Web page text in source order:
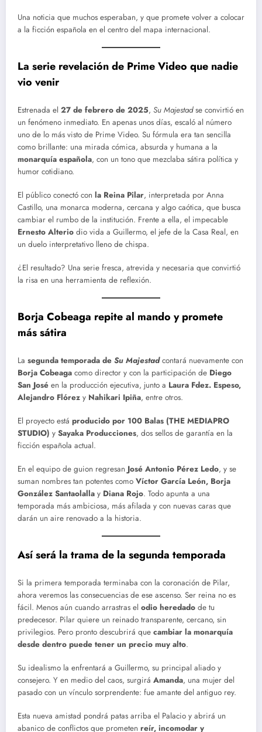
Una noticia que muchos esperaban, y que promete volver a colocar
a la ficción española en el centro del mapa internacional.
La serie revelación de Prime Video que nadie
vio venir
Estrenada el 27 de febrero de 2025, Su Majestadse convirtió en
un fenómeno inmediato. En apenas unos días, escaló al número
uno de lo más visto de Prime Video. Su fórmula era tan sencilla
como brillante: una mirada cómica, absurda y humana a la
monarquía española, con un tono que mezclaba sátira política y
humor cotidiano.
El público conectó con la Reina Pilar, interpretada por Anna
Castillo, una monarca moderna, cercana y algo caótica, que busca
cambiar el rumbo de la institución. Frente a ella, el impecable
Ernesto Alterio dio vida a Guillermo, el jefe de la Casa Real, en
un duelo interpretativo lleno de chispa.
¿El resultado? Una serie fresca, atrevida y necesaria que convirtió
la risa en una herramienta de reflexión.
Borja Cobeaga repite al mando y promete
más sátira
La segunda temporada de Su Majestadcontará nuevamente con
Borja Cobeaga como director y con la participación de Diego
San José en la producción ejecutiva, junto a Laura Fdez. Espeso,
Alejandro Flórez y Nahikari Ipiña, entre otros.
El proyecto está producido por 100 Balas (THE MEDIAPRO
STUDIO) y Sayaka Producciones, dos sellos de garantía en la
ficción española actual.
En el equipo de guion regresan José Antonio Pérez Ledo, y se
suman nombres tan potentes como Víctor García León, Borja
González Santaolalla y Diana Rojo. Todo apunta a una
temporada más ambiciosa, más afilada y con nuevas caras que
darán un aire renovado a la historia.
Así será la trama de la segunda temporada
Si la primera temporada terminaba con la coronación de Pilar,
ahora veremos las consecuencias de ese ascenso. Ser reina no es
fácil. Menos aún cuando arrastras el odio heredado de tu
predecesor. Pilar quiere un reinado transparente, cercano, sin
privilegios. Pero pronto descubrirá que cambiar la monarquía
desde dentro puede tener un precio muy alto.
Su idealismo la enfrentará a Guillermo, su principal aliado y
consejero. Y en medio del caos, surgirá Amanda, una mujer del
pasado con un vínculo sorprendente: fue amante del antiguo rey.
Esta nueva amistad pondrá patas arriba el Palacio y abrirá un
abanico de conflictos que prometen reír, incomodar y